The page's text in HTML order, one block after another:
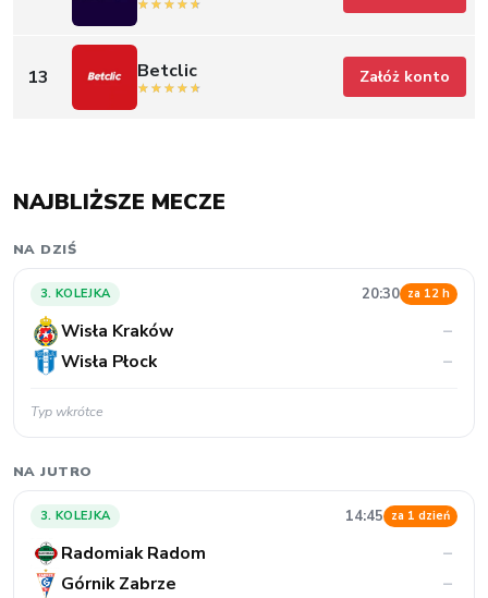
13 Betclic Załóż konto
NAJBLIŻSZE MECZE
NA DZIŚ
3. KOLEJKA 20:30 za 12 h
Wisła Kraków
–
Wisła Płock
–
Typ wkrótce
NA JUTRO
3. KOLEJKA 14:45 za 1 dzień
Radomiak Radom
–
Górnik Zabrze
–